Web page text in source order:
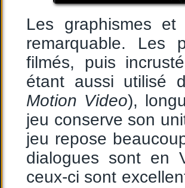
Les graphismes
remarquable. Les
filmés, puis
étant aussi utilisé
Motion Video),
jeu conserve son
jeu repose
dialogues sont en
ceux-ci sont